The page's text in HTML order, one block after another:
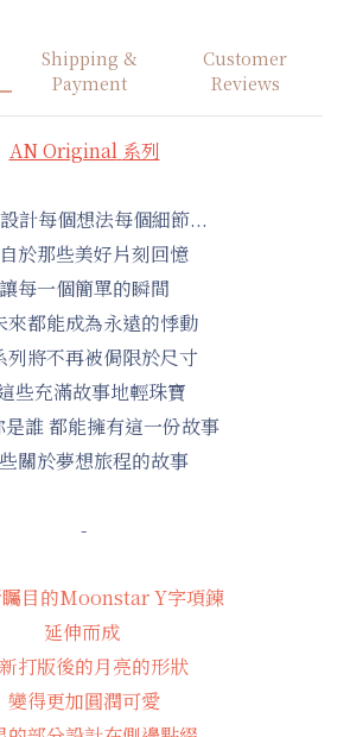
Shipping &
Payment
Customer
Reviews
AN Original 系列
計每個想法每個細節...
於那些美好片刻回憶
讓每一個簡單的瞬間
來都能成為永遠的悸動
列將不再被侷限於尺寸
些充滿故事地輕珠寶
是誰 都能擁有這一份故事
關於夢想旅程的故事
-
矚目的Moonstar Y字項鍊
延伸而成
打版後的月亮的形狀
變得更加圓潤可愛